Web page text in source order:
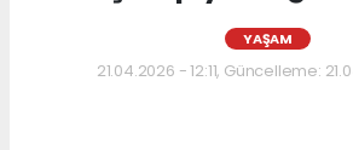
YAŞAM
21.04.2026 - 12:11, Güncelleme: